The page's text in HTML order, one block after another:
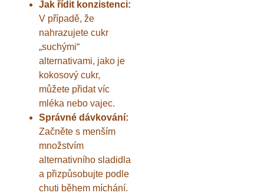
Jak řídit konzistenci:
V případě, že
nahrazujete cukr
„suchými“
alternativami, jako je
kokosový cukr,
můžete přidat víc
mléka nebo vajec.
Správné dávkování:
Začněte s menším
množstvím
alternativního sladidla
a přizpůsobujte podle
chuti během míchání.